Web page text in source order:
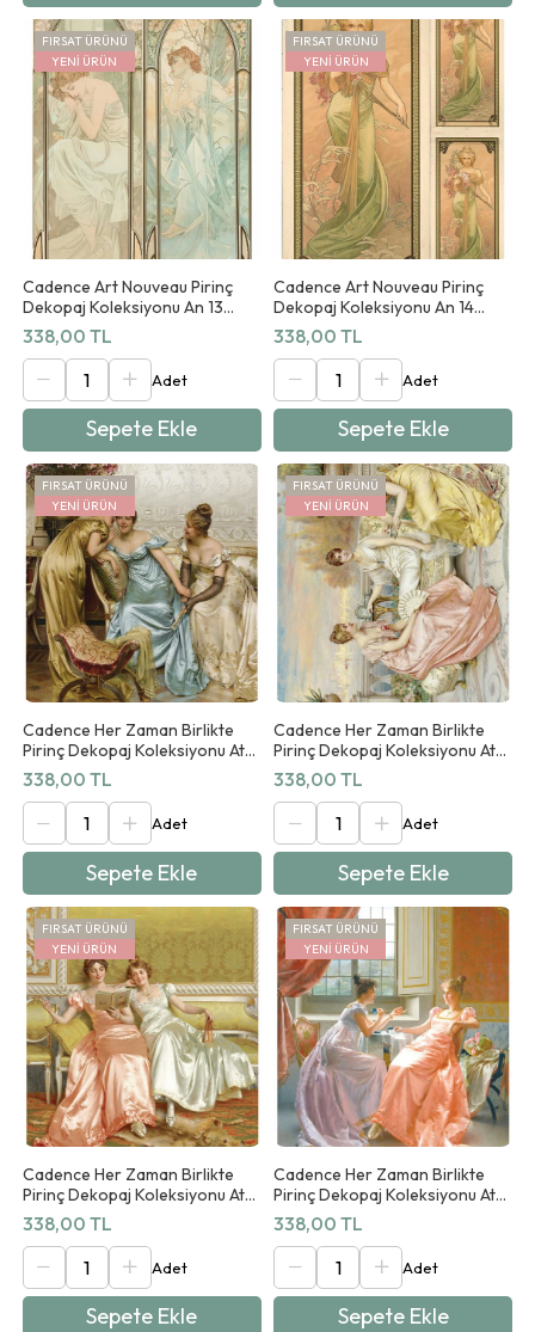
Cadence Art Nouveau Pirinç
Dekopaj Koleksiyonu An 13
90x125cm
338,00 TL
Sepete Ekle
YENI ÜRÜN
FIRSAT ÜRÜNÜ
Cadence Art Nouveau Pirinç
Dekopaj Koleksiyonu An 14
90x125cm
338,00 TL
Sepete Ekle
YENI ÜRÜN
FIRSAT ÜRÜNÜ
Cadence Her Zaman Birlikte
Pirinç Dekopaj Koleksiyonu At
01 90x125cm
338,00 TL
Sepete Ekle
YENI ÜRÜN
FIRSAT ÜRÜNÜ
Cadence Her Zaman Birlikte
Pirinç Dekopaj Koleksiyonu At
02 90x125cm
338,00 TL
Sepete Ekle
YENI ÜRÜN
FIRSAT ÜRÜNÜ
Cadence Her Zaman Birlikte
Pirinç Dekopaj Koleksiyonu At
03 90x125cm
338,00 TL
Sepete Ekle
YENI ÜRÜN
FIRSAT ÜRÜNÜ
Cadence Her Zaman Birlikte
Pirinç Dekopaj Koleksiyonu At
04 90x125cm
338,00 TL
Sepete Ekle
YENI ÜRÜN
FIRSAT ÜRÜNÜ